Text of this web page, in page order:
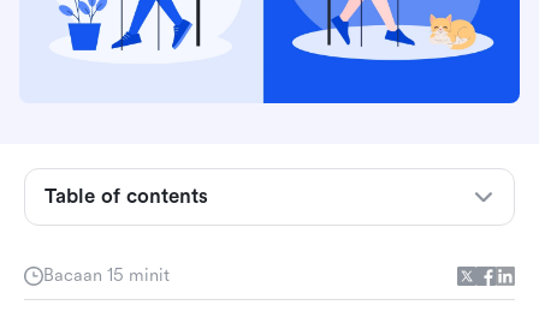
Bacaan 15 minit
Table of contents
Apakah jadual kerja hibrid?